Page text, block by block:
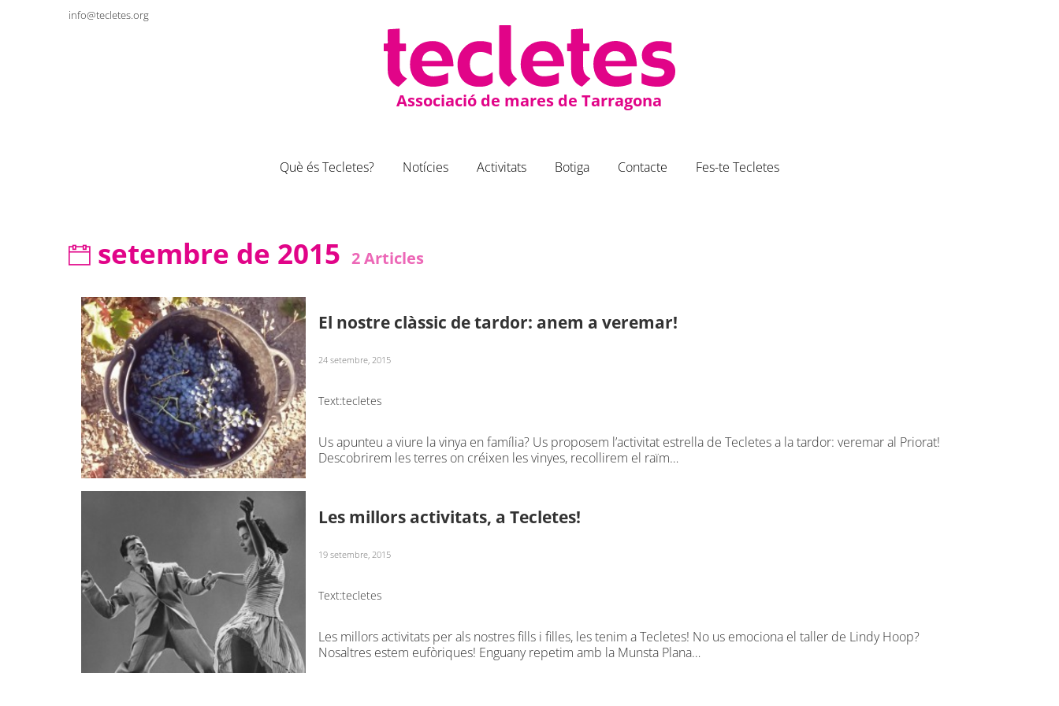
info@tecletes.org
Associació de mares de Tarragona
Què és Tecletes? Notícies Activitats Botiga Contacte Fes-te Tecletes
setembre de 2015 2Articles
El nostre clàssic de tardor: anem a veremar!
24 setembre, 2015
Text:tecletes
Us apunteu a viure la vinya en família? Us proposem l’activitat estrella de Tecletes a la tardor: veremar al Priorat!
Descobrirem les terres on créixen les vinyes, recollirem el raïm…
Les millors activitats, a Tecletes!
19 setembre, 2015
Text:tecletes
Les millors activitats per als nostres fills i filles, les tenim a Tecletes! No us emociona el taller de Lindy Hoop?
Nosaltres estem eufòriques! Enguany repetim amb la Munsta Plana…